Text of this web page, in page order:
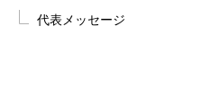
代表メッセージ